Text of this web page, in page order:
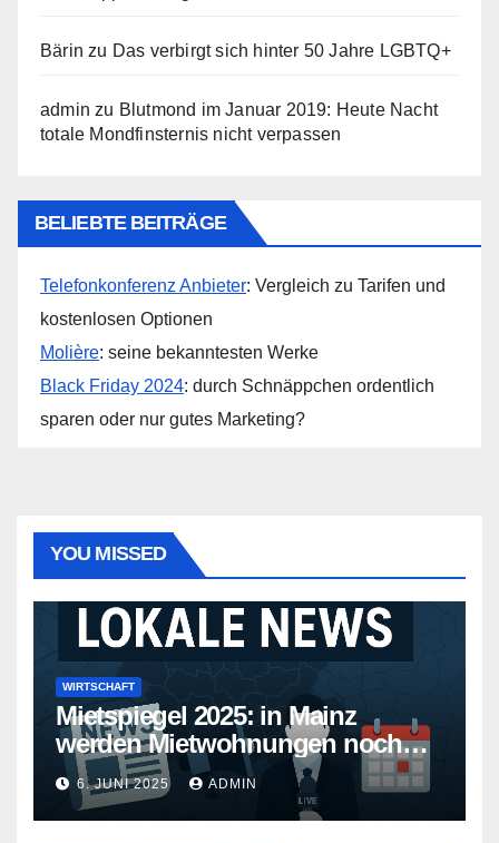
Bärin zu Das verbirgt sich hinter 50 Jahre LGBTQ+
admin zu Blutmond im Januar 2019: Heute Nacht
totale Mondfinsternis nicht verpassen
BELIEBTE BEITRÄGE
Telefonkonferenz Anbieter: Vergleich zu Tarifen und
kostenlosen Optionen
Molière: seine bekanntesten Werke
Black Friday 2024: durch Schnäppchen ordentlich
sparen oder nur gutes Marketing?
YOU MISSED
WIRTSCHAFT
Mietspiegel 2025: in Mainz
werden Mietwohnungen noch
teurer
6. JUNI 2025 ADMIN